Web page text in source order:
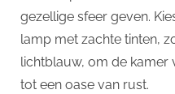
gezellige sfeer geven.
lamp met zachte tinten,
lichtblauw, om de kamer
tot een oase van rust.